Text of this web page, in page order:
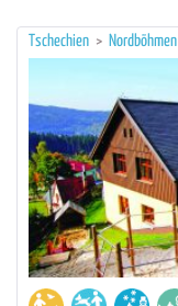
Tschechien > Nordböhmen